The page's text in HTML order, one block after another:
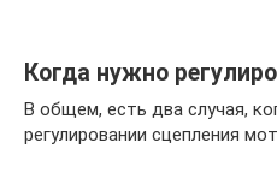
Когда нужно
В общем, есть два случая,
регулировании сцепления